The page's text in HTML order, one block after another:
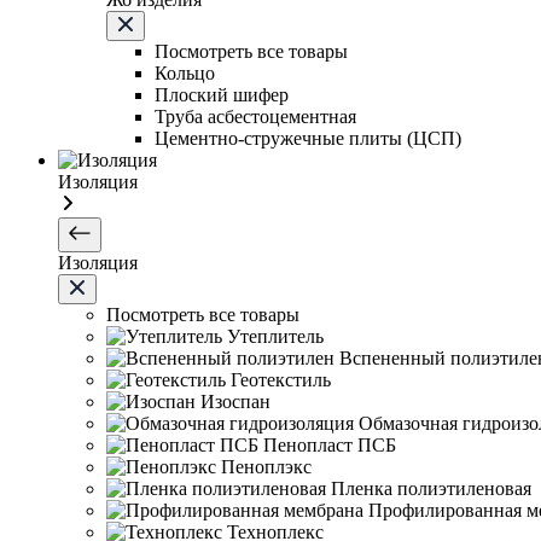
Посмотреть все товары
Кольцо
Плоский шифер
Труба асбестоцементная
Цементно-стружечные плиты (ЦСП)
Изоляция
Изоляция
Посмотреть все товары
Утеплитель
Вспененный
Геотекстиль
Изоспан
Обмазочная
Пенопласт ПСБ
Пеноплэкс
Пленка полиэтиленовая
Профилированная
Техноплекс